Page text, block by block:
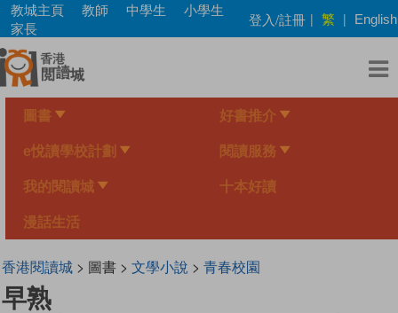
Skip
main
content
教城主頁 教師 中學生
小學生
家長
登入/註冊 | 繁 | English
圖書 好書推介
e悅讀學校計劃 閱讀服務
我的閱讀城 十本好讀
漫話生活
香港閱讀城> 圖書 > 文學小說 > 青春校園
早熟